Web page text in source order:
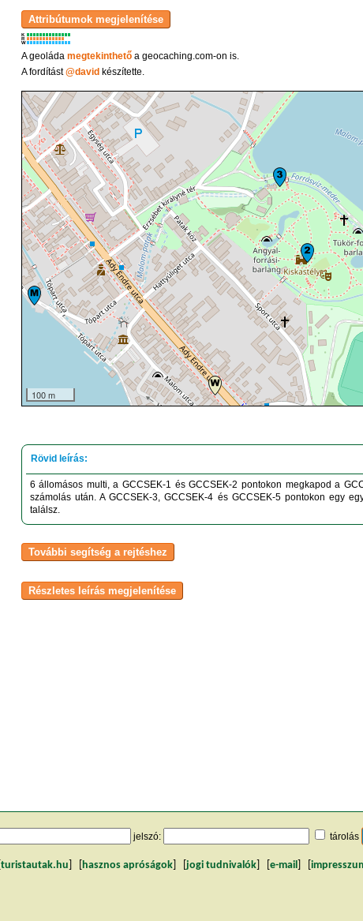
K
R
W
A geoláda megtekinthetőa geocaching.com-on is.
A fordítást@davidkészítette.
100 m
6 állomásos multi, a GCCSEK-1 és GCCSEK-2 pontokon megkapod a
számolás után. A GCCSEK-3, GCCSEK-4 és GCCSEK-5 pontokon egy
találsz.
jelszó: tárolás
turistautak.hu hasznos apróságok jogi tudnivalók e-mail